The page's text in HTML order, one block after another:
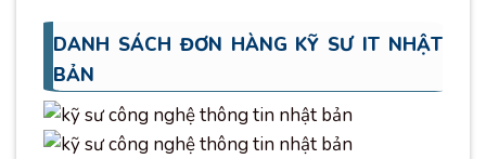
DANH SÁCH ĐƠN HÀNG KỸ SƯ IT NHẬT
BẢN